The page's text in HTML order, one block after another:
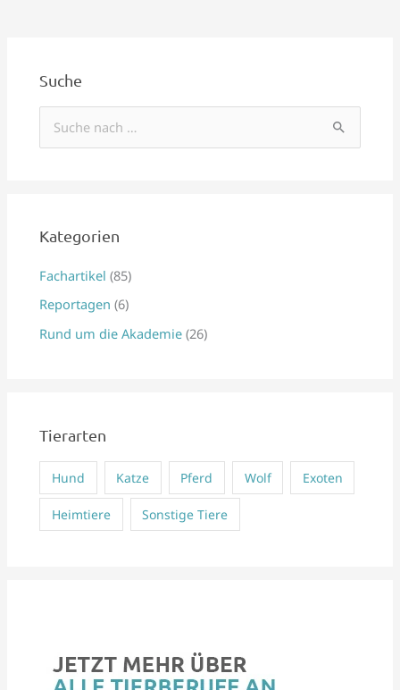
Suche
e
n
a
c
Kategorien
Fachartikel (85)
Reportagen (6)
Rund um die Akademie (26)
Tierarten
Hund Katze Pferd Wolf Exoten
Heimtiere Sonstige Tiere